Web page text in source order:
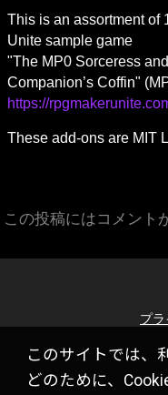
このサイトでは、
どのために、
This is an assortment of
Unite sample game
"The MP0 Sorceress
https://
These add-ons are MIT
この投稿にはコメント
プ